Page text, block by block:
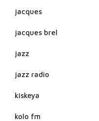
jacques
jacques brel
jazz
jazz radio
kiskeya
kolo fm